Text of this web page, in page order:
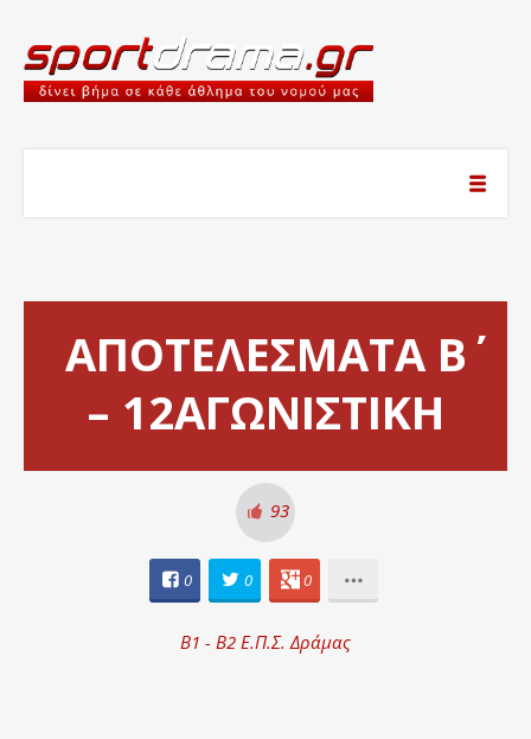
ΑΠΟΤΕΛΕΣΜΑΤΑ Β΄
– 12ΑΓΩΝΙΣΤΙΚΗ
93
0 0 0
Β1 - Β2 Ε.Π.Σ. Δράμας